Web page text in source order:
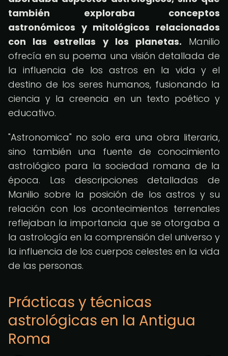
también exploraba conceptos
astronómicos y mitológicos relacionados
con las estrellas y los planetas. Manilio
ofrecía en su poema una visión detallada de
la influencia de los astros en la vida y el
destino de los seres humanos, fusionando la
ciencia y la creencia en un texto poético y
educativo.
"Astronomica" no solo era una obra literaria,
sino también una fuente de conocimiento
astrológico para la sociedad romana de la
época. Las descripciones detalladas de
Manilio sobre la posición de los astros y su
relación con los acontecimientos terrenales
reflejaban la importancia que se otorgaba a
la astrología en la comprensión del universo y
la influencia de los cuerpos celestes en la vida
de las personas.
Prácticas y técnicas
astrológicas en la Antigua
Roma